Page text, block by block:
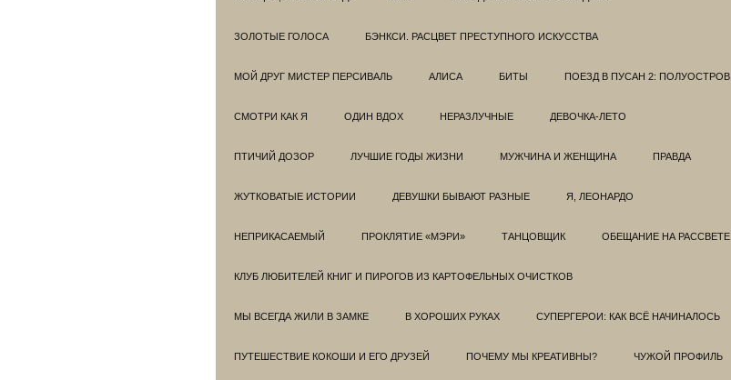
ЗОЛОТЫЕ ГОЛОСА БЭНКСИ. РАСЦВЕТ ПРЕСТУПНОГО ИСКУССТВА
МОЙ ДРУГ МИСТЕР ПЕРСИВАЛЬ АЛИСА БИТЫ ПОЕЗД В ПУСАН 2: ПОЛУОСТРОВ
СМОТРИ КАК Я ОДИН ВДОХ НЕРАЗЛУЧНЫЕ ДЕВОЧКА-ЛЕТО
ПТИЧИЙ ДОЗОР ЛУЧШИЕ ГОДЫ ЖИЗНИ МУЖЧИНА И ЖЕНЩИНА ПРАВДА
ЖУТКОВАТЫЕ ИСТОРИИ ДЕВУШКИ БЫВАЮТ РАЗНЫЕ Я, ЛЕОНАРДО
НЕПРИКАСАЕМЫЙ ПРОКЛЯТИЕ «МЭРИ» ТАНЦОВЩИК ОБЕЩАНИЕ НА РАССВЕТЕ
КЛУБ ЛЮБИТЕЛЕЙ КНИГ И ПИРОГОВ ИЗ КАРТОФЕЛЬНЫХ ОЧИСТКОВ
МЫ ВСЕГДА ЖИЛИ В ЗАМКЕ В ХОРОШИХ РУКАХ СУПЕРГЕРОИ: КАК ВСЁ НАЧИНАЛОСЬ
ПУТЕШЕСТВИЕ КОКОШИ И ЕГО ДРУЗЕЙ ПОЧЕМУ МЫ КРЕАТИВНЫ? ЧУЖОЙ ПРОФИЛЬ